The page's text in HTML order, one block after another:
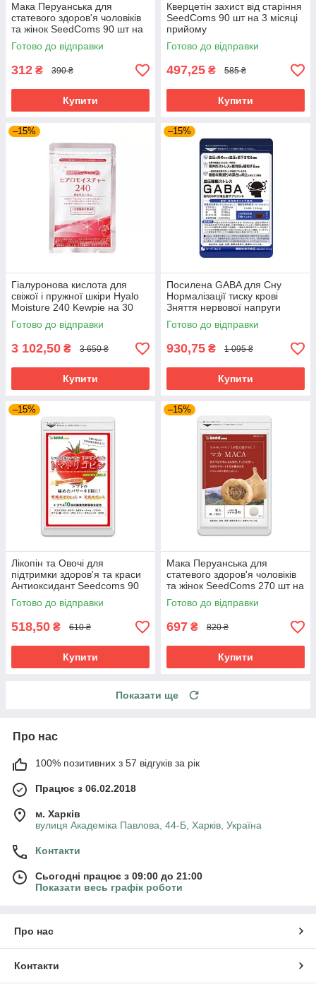
Мака Перуанська для
статевого здоров'я чоловіків
та жінок SeedComs 90 шт на
1 місяць прийому
Готово до відправки
312 ₴ 390 ₴
Купити
Кверцетін захист від старіння
SeedComs 90 шт на 3 місяці
прийому
Готово до відправки
497,25 ₴ 585 ₴
Купити
–15%
Гіалуронова кислота для
свіжої і пружної шкіри Hyalo
Moisture 240 Kewpie на 30
днів прийому
Готово до відправки
3 102,50 ₴ 3 650 ₴
Купити
–15%
Посилена GABA для Сну
Нормалізації тиску крові
Зняття нервової напруги
Габа SeedComs 30 шт на 1
місяць прийому
Готово до відправки
930,75 ₴ 1 095 ₴
Купити
–15%
Лікопін та Овочі для
підтримки здоров'я та краси
Антиоксидант Seedcoms 90
капсул на 3 місяці прийому
Готово до відправки
518,50 ₴ 610 ₴
Купити
–15%
Мака Перуанська для
статевого здоров'я чоловіків
та жінок SeedComs 270 шт на
3 місяці прийому
Готово до відправки
697 ₴ 820 ₴
Купити
Показати ще
Про нас
100% позитивних з 57 відгуків за рік
Працює з 06.02.2018
м. Харків
вулиця Академіка Павлова, 44-Б, Харків, Україна
Контакти
Сьогодні працює з 09:00 до 21:00
Показати весь графік роботи
Про нас
Контакти